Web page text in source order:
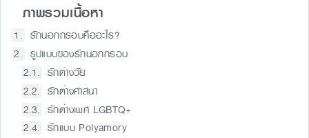
ภาพรวมเนื้อหา
รักนอกกรอบคืออะไร?
รูปแบบของรักนอกกรอบ
รักต่างวัย
รักต่างศาสนา
รักต่างเพศ LGBTQ+
รักแบบ Polyamory